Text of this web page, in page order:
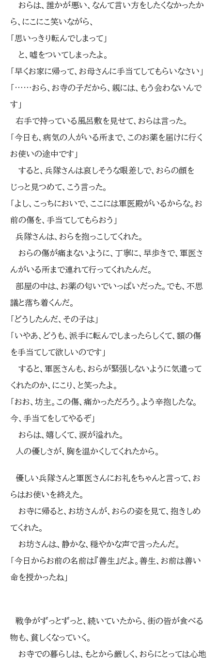
おらは、誰かが悪い、なんて言い方をしたくなかったか
ら、にこにこ笑いながら、
「思いっきり転んでしまって」
と、嘘をついてしまったよ。
「早くお家に帰って、お母さんに手当てしてもらいなさい」
「……おら、お寺の子だから、親には、もう会わないんで
す」
右手で持っている風呂敷を見せて、おらは言った。
「今日も、病気の人がいる所まで、このお薬を届けに行く
お使いの途中です」
すると、兵隊さんは哀しそうな眼差しで、おらの顔を
じっと見つめて、こう言った。
「よし、こっちにおいで、ここには軍医殿がいるからな。お
前の傷を、手当てしてもらおう」
兵隊さんは、おらを抱っこしてくれた。
おらの傷が痛まないように、丁寧に、早歩きで、軍医さ
んがいる所まで連れて行ってくれたんだ。
部屋の中は、お薬の匂いでいっぱいだった。でも、不思
議と落ち着くんだ。
「どうしたんだ、その子は」
「いやあ、どうも、派手に転んでしまったらしくて、額の傷
を手当てして欲しいのです」
すると、軍医さんも、おらが緊張しないように気遣って
くれたのか、にこり、と笑ったよ。
「おお、坊主。この傷、痛かっただろう。よう辛抱したな。
今、手当てをしてやるぞ」
おらは、嬉しくて、涙が溢れた。
人の優しさが、胸を温かくしてくれたから。
優しい兵隊さんと軍医さんにお礼をちゃんと言って、お
らはお使いを終えた。
お寺に帰ると、お坊さんが、おらの姿を見て、抱きしめ
てくれた。
お坊さんは、静かな、穏やかな声で言ったんだ。
「今日からお前の名前は『善生』だよ。善生、お前は善い
命を授かったね」
戦争がずっとずっと、続いていたから、街の皆が食べる
物も、貧しくなっていく。
お寺での暮らしは、もとから厳しく、おらにとっては心地